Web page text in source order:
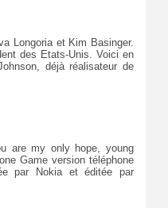
Longoria et Kim Basinger.
des Etats-Unis. Voici en
déjà réalisateur de
are my only hope, young
Game version téléphone
par Nokia et éditée par